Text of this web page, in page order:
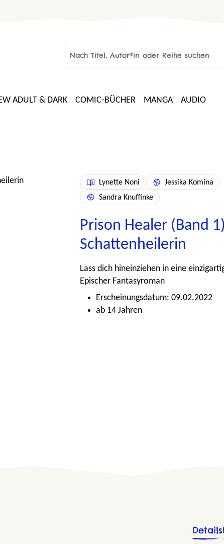
ADULT & DARK COMIC-BÜCHER MANGA AUDIO
Lynette Noni
Jessika Komina
Sandra Knuffinke
Prison Healer (Band
Schattenheilerin
Lass dich hineinziehen in eine
Epischer Fantasyroman
Erscheinungsdatum: 09.02.2022
ab 14 Jahren
Details